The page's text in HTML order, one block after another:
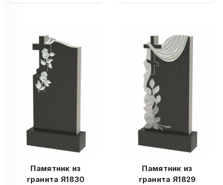
Памятник из
гранита Я1830
Памятник из
гранита Я1829